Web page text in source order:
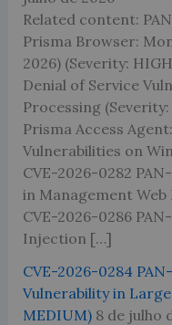
Related content:
Prisma Browser:
2026) (Severity:
Denial of Service
Processing
Prisma Access
Vulnerabilities on
CVE-2026-0282
in Management
CVE-2026-0286
Injection […]
CVE-2026-0284
Vulnerability in Large
MEDIUM) 8 de julho